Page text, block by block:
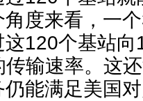
度来看，一
120个基站
输速率。这
仍能满足美国